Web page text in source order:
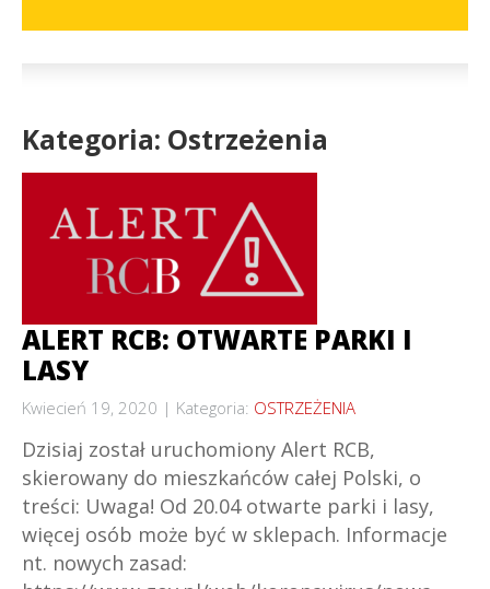
Kategoria: Ostrzeżenia
ALERT RCB: OTWARTE PARKI I
LASY
Kwiecień 19, 2020 Kategoria: OSTRZEŻENIA
Dzisiaj został uruchomiony Alert RCB,
skierowany do mieszkańców całej Polski, o
treści: Uwaga! Od 20.04 otwarte parki i lasy,
więcej osób może być w sklepach. Informacje
nt. nowych zasad: